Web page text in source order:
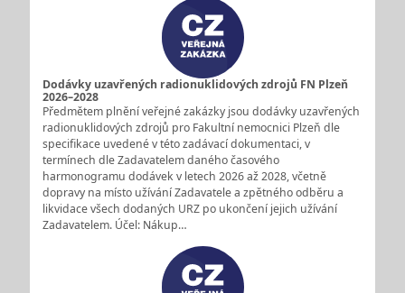
Dodávky uzavřených radionuklidových zdrojů FN Plzeň
2026–2028
Předmětem plnění veřejné zakázky jsou dodávky uzavřených
radionuklidových zdrojů pro Fakultní nemocnici Plzeň dle
specifikace uvedené v této zadávací dokumentaci, v
termínech dle Zadavatelem daného časového
harmonogramu dodávek v letech 2026 až 2028, včetně
dopravy na místo užívání Zadavatele a zpětného odběru a
likvidace všech dodaných URZ po ukončení jejich užívání
Zadavatelem. Účel: Nákup…